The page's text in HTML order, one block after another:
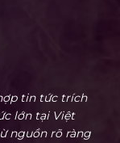
tin tức trích
lớn tại Việt
nguồn rõ ràng